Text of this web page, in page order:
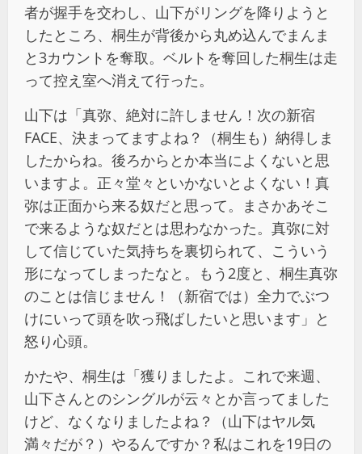
者が握手を交わし、山下がリングを降りようと
したところ、桐生が背後から丸め込んでまんま
と3カウントを奪取。ベルトを奪回した桐生は走
って控え室へ消えて行った。
山下は「真弥、絶対に許しません！次の新宿
FACE、決まってますよね？（桐生も）納得しま
したからね。後ろからとか本当によくないと思
いますよ。正々堂々といかないとよくない！真
弥は正面から来る奴だと思って。まさかあそこ
で来るような奴だとは思わなかった。真弥に対
して信じていた気持ちを裏切られて、こういう
形になってしまったなと。もう2度と、桐生真弥
のことは信じません！（新宿では）全力でぶつ
けにいって頭を吹っ飛ばしたいと思います」と
怒り心頭。
かたや、桐生は「獲りましたよ。これで来週、
山下さんとのシングルが云々とか言ってました
けど、なくなりましたよね？（山下はヤル気
満々だが？）やるんですか？私はこれを19日の